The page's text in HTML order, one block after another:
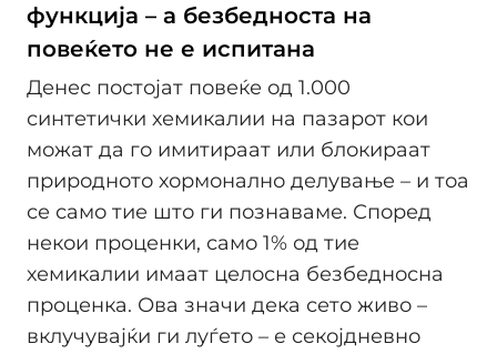
функција – а безбедноста на
повеќето не е испитана
Денес постојат повеќе од 1.000
синтетички хемикалии на пазарот кои
можат да го имитираат или блокираат
природното хормонално делување – и тоа
се само тие што ги познаваме. Според
некои проценки, само 1% од тие
хемикалии имаат целосна безбедносна
проценка. Ова значи дека сето живо –
вклучувајќи ги луѓето – е секојдневно